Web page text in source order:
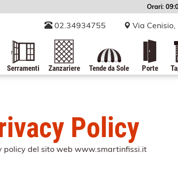
Orari:
02.34934755 Via
Serramenti Zanzariere Tende da Sole Porte
Policy
policy del sito web www.smartinfissi.it